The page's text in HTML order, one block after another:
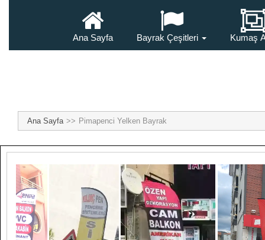
Ana Sayfa Pimapenci Yelken Bayrak
Ana Sayfa Bayrak Çeşitleri Kumaş